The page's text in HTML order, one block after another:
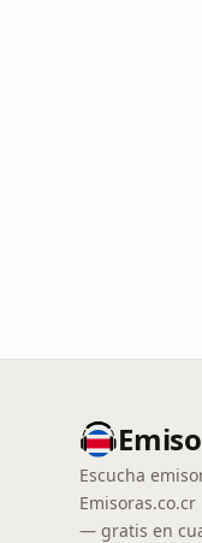
Escucha
— gratis en